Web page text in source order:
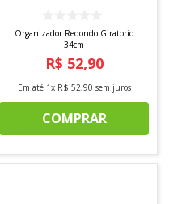
Organizador Redondo Giratorio
34cm
R$ 52,90
Em até 1x R$ 52,90 sem juros
COMPRAR